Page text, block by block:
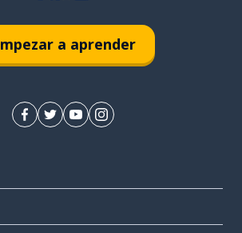
a aprender